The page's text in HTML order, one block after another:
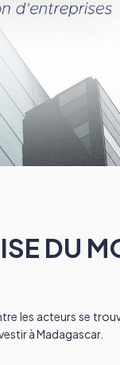
DU
les acteurs se
à Madagascar.